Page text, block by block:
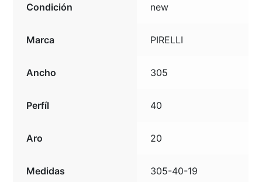
Condición new
Marca PIRELLI
Ancho 305
Perfíl 40
Aro 20
Medidas 305-40-19